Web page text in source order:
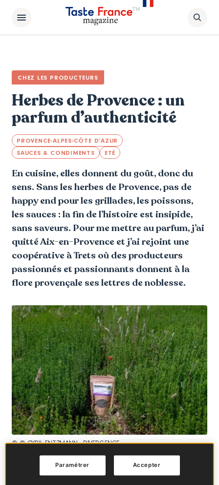
CHEZ LES PRODUCTEURS
Herbes de Provence : un
parfum d’authenticité
PROVENCE-ALPES-CÔTE D’AZUR
SAUCES & CONDIMENTS
ETÉ
En cuisine, elles donnent du goût, donc du
sens. Sans les herbes de Provence, pas de
happy end pour les grillades, les poissons,
les sauces : la fin de l’histoire est insipide,
sans saveurs. Pour me mettre au parfum, j’ai
quitté Aix-en-Provence et j’ai rejoint une
coopérative à Trets où des producteurs
passionnés et passionnants donnent à la
flore provençale ses lettres de noblesse.
© © CYRIL ENTZMANN - DIVERGENCE
“Avant d’écrire, il faut sentir”. Luc Justamon est habitué au
Accepter
Paramétrer